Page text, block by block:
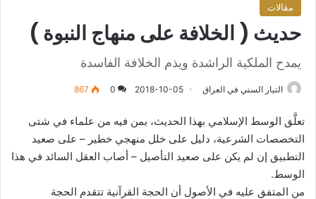
مقالات
حديث ( الخلافة على منهاج النبوة )
يمدح الملكية الراشدة ويذم الخلافة الفاسدة
التيار السني في العراق 2018-10-05
0
867
تعلُّق الوسط الإسلامي بهذا الحديث، بمن فيه من علماء في شتى
التخصصات الشرعية، دليل على خلل منهجي خطير – على صعيد
التطبيق إن لم يكن على صعيد التأصيل – أصاب العقل السائد في هذا
الوسط.
من المتفق عليه في الأصول أن الحجة القرآنية تتقدم الحجة